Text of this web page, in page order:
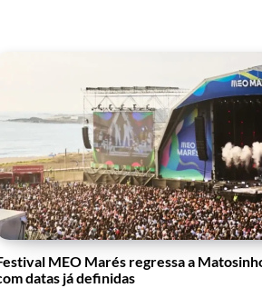
MEO Marés regressa a
datas já definidas